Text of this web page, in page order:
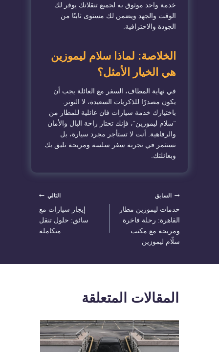
خدمة واحد موثوق به لجميع تنقلاتك يوفر لك
الوقت والجهد ويضمن لك مستوى ثابتًا من
الجودة والاحترافية.
الخلاصة: لماذا سلام ليموزين
هي الخيار الأمثل؟
في نهاية المطاف، السفر مع العائلة يجب أن
يكون مصدرًا للذكريات السعيدة، لا التوتر.
باختيارك خدمة سيارات فان عائلية للمطار من
“سلام ليموزين”، فإنك تختار راحة البال والأمان
والرفاهية. أنت لا تستأجر مجرد سيارة، بل
تستثمر في تجربة سفر سلسة ومريحة تليق بك
وبعائلتك.
تصفّح
المقالات
السابق
خدمات ليموزين مطار
القاهرة: رحلة فاخرة
ومريحة مع مكتب
سلّام ليموزين
التالي
إيجار سيارات مع
سائق: حلول تنقل
متكاملة
المقالات المتعلقة